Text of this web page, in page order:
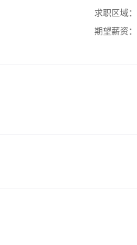
求职区域：
期望薪资：